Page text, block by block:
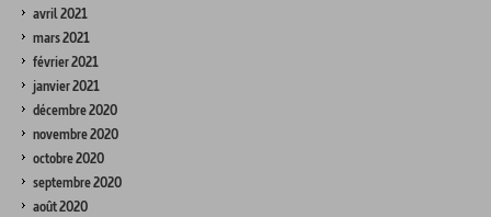
avril 2021
mars 2021
février 2021
janvier 2021
décembre 2020
novembre 2020
octobre 2020
septembre 2020
août 2020